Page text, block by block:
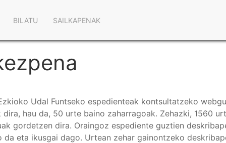
BILATU SAILKAPENAK
Udal Funtseko espedienteak kontsultatzeko
dira, hau da, 50 urte baino zaharragoak. Zehazki, 1560
gordetzen dira. Oraingoz espediente guztien
da eta ikusgai dago. Urtean zehar gainontzeko